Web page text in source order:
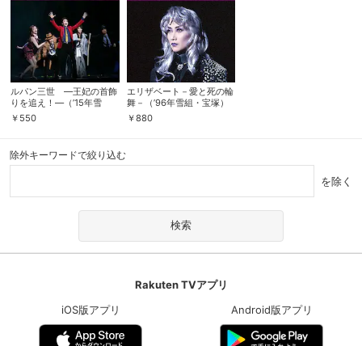
ルパン三世 —王妃の首飾
りを追え！—（’15年雪
組・東京・千秋楽）
￥ 550
エリザベート－愛と死の輪
舞－（’96年雪組・宝塚）
￥880
除外キーワードで絞り込む
を除く
Rakuten TVアプリ
iOS版アプリ
Android版アプリ